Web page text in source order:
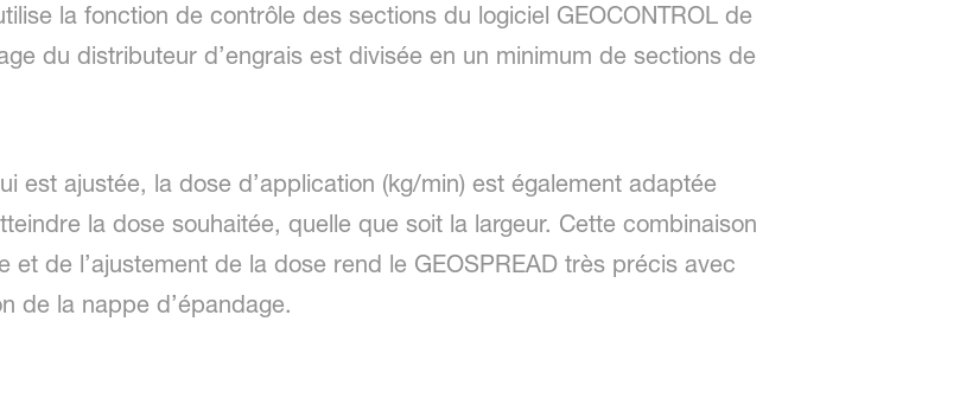
la fonction de contrôle des sections du logiciel GEOCONTROL de
du distributeur d’engrais est divisée en un minimum de sections de
est ajustée, la dose d’application (kg/min) est également adaptée
la dose souhaitée, quelle que soit la largeur. Cette combinaison
et de l’ajustement de la dose rend le GEOSPREAD très précis avec
de la nappe d’épandage.